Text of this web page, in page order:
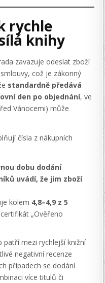
rychle
knihy
zavazuje odeslat zboží
což je zákonný
standardně předává
den po objednání, ve
Vánocemi) může
čísla z nákupních
dobu dodání
uvádí, že jim zboží
kolem 4,8–4,9 z 5
„Ověřeno
patří mezi rychlejší knižní
negativní recenze
případech se dodání
více titulů či